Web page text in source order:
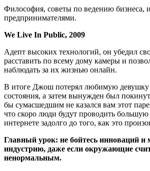
Философия, советы по ведению бизнеса,
предпринимателями.
We Live In Public, 2009
Адепт высоких технологий, он убедил
расставить по всему дому камеры и
наблюдать за их жизнью онлайн.
В итоге Джош потерял любимую девушку
состояния, а затем вынужден был
бы сумасшедшим не казался вам этот
что скоро люди будут проводить большую
интернете задолго до того, как это
Главный урок: не бойтесь инноваций и
индустрию, даже если окружающие
ненормальным.